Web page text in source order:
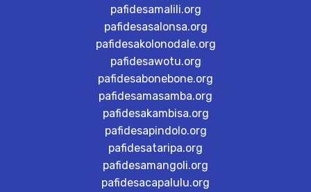
pafidesamalili.org
pafidesasalonsa.org
pafidesakolonodale.org
pafidesawotu.org
pafidesabonebone.org
pafidesamasamba.org
pafidesakambisa.org
pafidesapindolo.org
pafidesataripa.org
pafidesamangoli.org
pafidesacapalulu.org